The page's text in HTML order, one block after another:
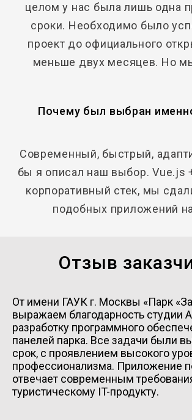
целом у нас была лишь одна
сроки. Необходимо было
проект до официального
меньше двух месяцев. Но
Почему был выбран
Современный, быстрый,
бы я описал наш выбор. Vue.js
корпоративный стек, мы
подобных приложений
Отзыв
От имени ГАУК г. Москвы «Парк
выражаем благодарность студии
разработку программного
панелей парка. Все задачи были
срок, с проявлением высокого
профессионализма. Приложение
отвечает современным
туристическому IT-продукту.